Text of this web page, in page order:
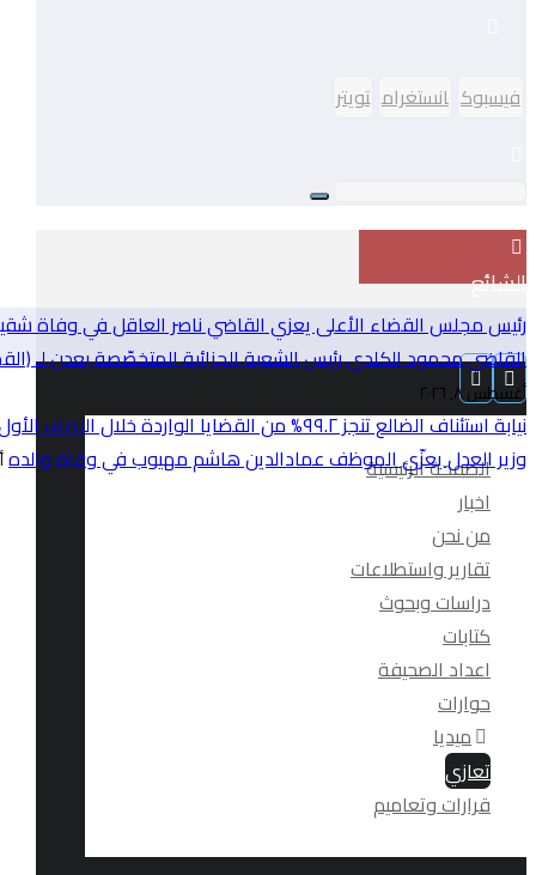
فيسبوك انستغرام تويتر
الشائع
رئيس مجلس القضاء الأعلى يعزي القاضي ناصر العاقل في وفاة
القاضي محمود الكلدي رئيس الشعبة الجزائية المتخصّصة بعدن لـ
أغسطس ٨, ٢٠٢٦
نيابة استئناف الضالع تنجز ٩٩.٢% من القضايا الواردة خلال النصف الأول من العام ٢٠٢٦
وزير العدل يعزّي الموظف عمادالدين هاشم مهيوب في وفاة والده
الصفحة الرئيسية
اخبار
من نحن
تقارير واستطلاعات
دراسات وبحوث
كتابات
اعداد الصحيفة
حوارات
ميديا
تعازي
قرارات وتعاميم